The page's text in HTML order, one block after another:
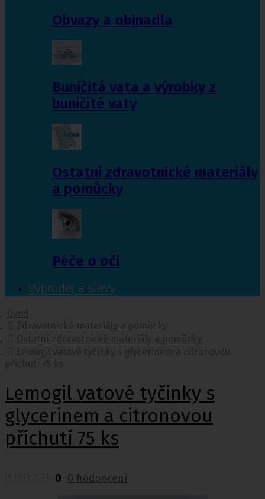
Obvazy a obinadla
Buničitá vata a výrobky z
buničité vaty
Ostatní zdravotnické materiály
a pomůcky
Péče o oči
Výprodej a slevy
Lemogil vatové tyčinky s
glycerinem a citronovou
příchutí 75 ks
0 0 hodnocení